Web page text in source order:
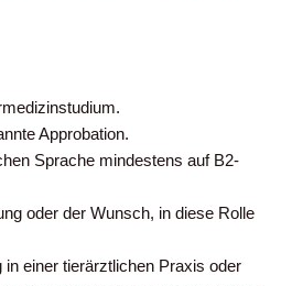
Approbation.
Sprache mindestens auf B2-
oder der Wunsch, in diese Rolle
in einer tierärztlichen Praxis oder